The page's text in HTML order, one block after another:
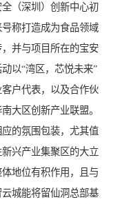
（深圳）创新中心初
称打造成为食品领域
并与项目所在的宝安
以“湾区，芯悦未来”
户代表，以及合作伙
大区创新产业联盟。
的氛围包装，尤其值
兴产业集聚区的大立
地位有积作用，且与
城能将留仙洞总部基